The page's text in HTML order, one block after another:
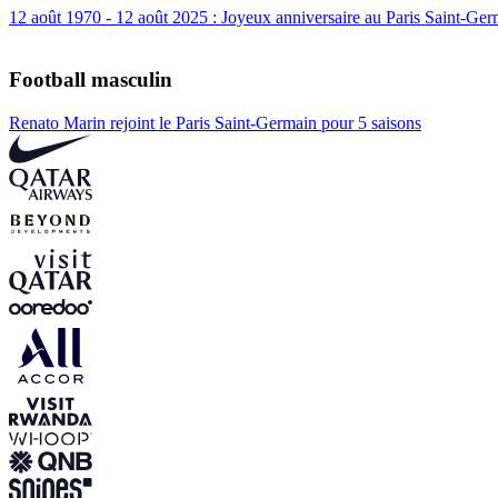
12 août 1970 - 12 août 2025 : Joyeux anniversaire au Paris Saint-
Football masculin
Renato Marin rejoint le Paris Saint-Germain pour 5 saisons